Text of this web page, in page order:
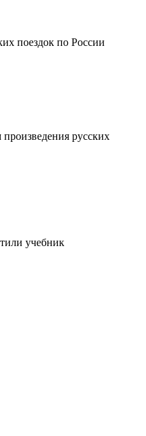
поездок по России
русских
учебник